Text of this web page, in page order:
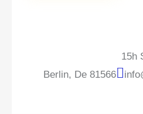
Berlin, De 81566